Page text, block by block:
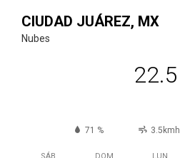
CIUDAD JUÁREZ, MX
Nubes
22.5
71 % 3.5kmh